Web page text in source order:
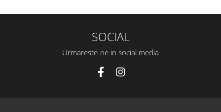
SOCIAL
Urmareste-ne in social media